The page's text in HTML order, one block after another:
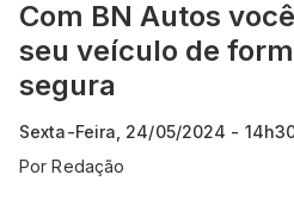
Com BN Autos
seu veículo de
segura
Sexta-Feira, 24/05/2024 -
PorRedação